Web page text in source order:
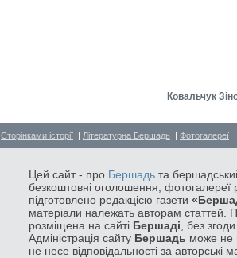
Ковальчук
Сторінками історії | Літературна Бершадь | Фотогалереї
Цей сайт - про Бершадь та
безкоштовні оголошення, фотогалереї
підготовлено редакцією газети
матеріали належать авторам статтей.
розміщена на сайті Бершаді , без
Адміністрація сайту Бершадь може не
не несе відповідальності за авторські